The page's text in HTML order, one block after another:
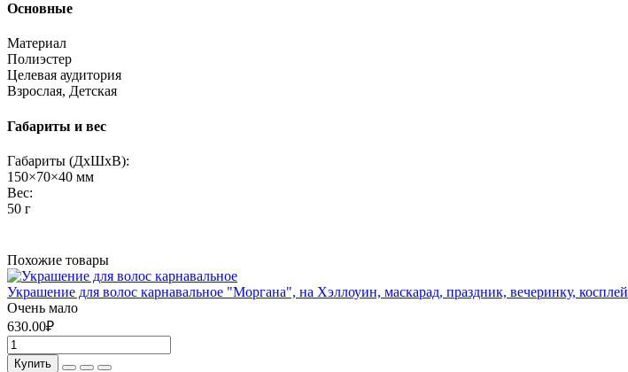
Основные
Материал
Полиэстер
Целевая аудитория
Взрослая, Детская
Габариты и вес
Габариты (ДхШхВ):
150×70×40 мм
Вес:
50 г
Похожие товары
Украшение для волос карнавальное "Моргана", на Хэллоуин, маскарад, праздник, вечеринку, косплей
Очень мало
630.00₽
Купить